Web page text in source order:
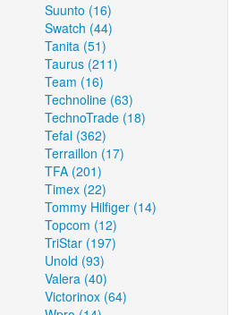
Suunto (16)
Swatch (44)
Tanita (51)
Taurus (211)
Team (16)
Technoline (63)
TechnoTrade (18)
Tefal (362)
Terraillon (17)
TFA (201)
Timex (22)
Tommy Hilfiger (14)
Topcom (12)
TriStar (197)
Unold (93)
Valera (40)
Victorinox (64)